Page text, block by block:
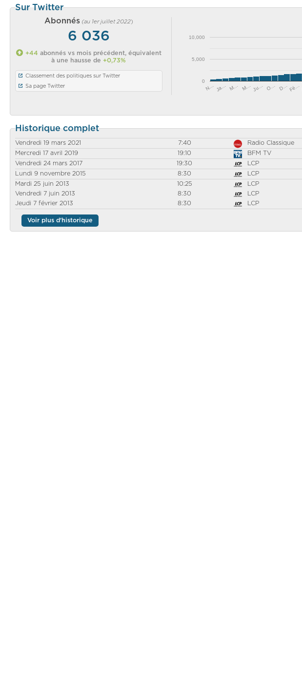
Sur Twitter
Abonnés (au 1er juillet 2022)
6 036
+44 abonnés vs mois précédent, équivalent
à une hausse de+0,73%
Classement des politiques sur Twitter
Sa page Twitter
N… Ja… M… M… Ju… O… D… Fé…
0
5,000
10,000
Historique complet
Vendredi 19 mars 2021 7:40 Radio Classique
Mercredi 17 avril 2019
19:10 BFM TV
Vendredi 24 mars 2017
19:30 LCP
Lundi 9 novembre 2015
8:30 LCP
Mardi 25 juin 2013 10:25 LCP
Vendredi 7 juin 2013
8:30 LCP
Jeudi 7 février 2013
8:30 LCP
Voir plus d'historique